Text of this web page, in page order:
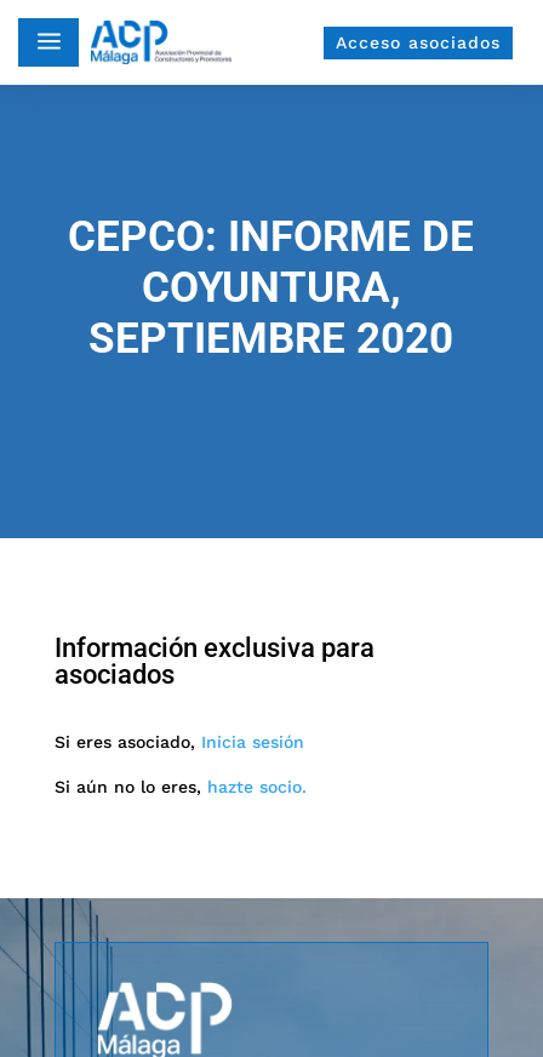
a Acceso asociados
CEPCO: INFORME DE
COYUNTURA,
SEPTIEMBRE 2020
Información exclusiva para
asociados
Si eres asociado, Inicia sesión
Si aún no lo eres, hazte socio.